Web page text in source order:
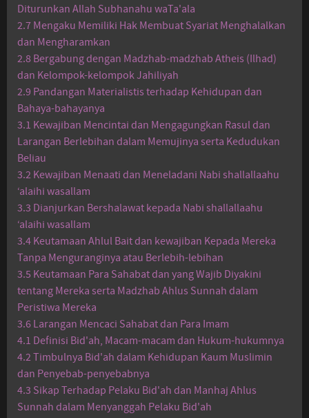
Diturunkan Allah Subhanahu waTa'ala
2.7 Mengaku Memiliki Hak Membuat Syariat Menghalalkan
dan Mengharamkan
2.8 Bergabung dengan Madzhab-madzhab Atheis (Ilhad)
dan Kelompok-kelompok Jahiliyah
2.9 Pandangan Materialistis terhadap Kehidupan dan
Bahaya-bahayanya
3.1 Kewajiban Mencintai dan Mengagungkan Rasul dan
Larangan Berlebihan dalam Memujinya serta Kedudukan
Beliau
3.2 Kewajiban Menaati dan Meneladani Nabi shallallaahu
‘alaihi wasallam
3.3 Dianjurkan Bershalawat kepada Nabi shallallaahu
‘alaihi wasallam
3.4 Keutamaan Ahlul Bait dan kewajiban Kepada Mereka
Tanpa Menguranginya atau Berlebih-lebihan
3.5 Keutamaan Para Sahabat dan yang Wajib Diyakini
tentang Mereka serta Madzhab Ahlus Sunnah dalam
Peristiwa Mereka
3.6 Larangan Mencaci Sahabat dan Para Imam
4.1 Definisi Bid'ah, Macam-macam dan Hukum-hukumnya
4.2 Timbulnya Bid'ah dalam Kehidupan Kaum Muslimin
dan Penyebab-penyebabnya
4.3 Sikap Terhadap Pelaku Bid'ah dan Manhaj Ahlus
Sunnah dalam Menyanggah Pelaku Bid'ah